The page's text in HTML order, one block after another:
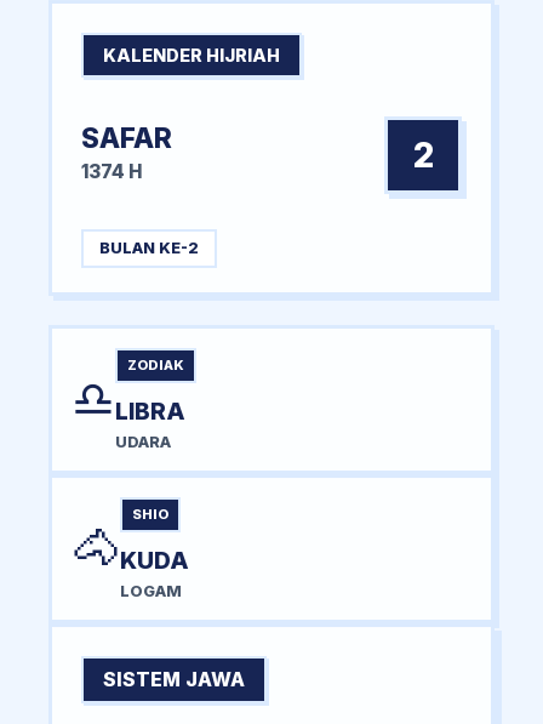
KALENDER HIJRIAH
SAFAR
1374 H 2
BULAN KE-2
♎
ZODIAK
LIBRA
UDARA
🐴
SHIO
KUDA
LOGAM
SISTEM JAWA